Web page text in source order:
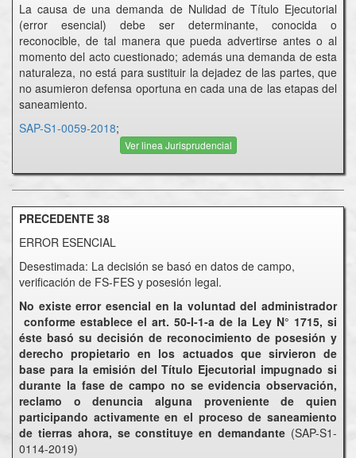
La causa de una demanda de Nulidad de Título Ejecutorial
(error esencial) debe ser determinante, conocida o
reconocible, de tal manera que pueda advertirse antes o al
momento del acto cuestionado; además una demanda de esta
naturaleza, no está para sustituir la dejadez de las partes, que
no asumieron defensa oportuna en cada una de las etapas del
saneamiento.
SAP-S1-0059-2018;
Ver linea Jurisprudencial
PRECEDENTE 38
ERROR ESENCIAL
Desestimada: La decisión se basó en datos de campo,
verificación de FS-FES y posesión legal.
No existe error esencial en la voluntad del administrador
conforme establece el art. 50-I-1-a de la Ley N° 1715, si
éste basó su decisión de reconocimiento de posesión y
derecho propietario en los actuados que sirvieron de
base para la emisión del Título Ejecutorial impugnado si
durante la fase de campo no se evidencia observación,
reclamo o denuncia alguna proveniente de quien
participando activamente en el proceso de saneamiento
de tierras ahora, se constituye en demandante (SAP-S1-
0114-2019)